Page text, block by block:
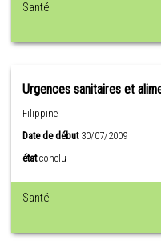
Santé
Urgences sanitaires et
Filippine
Date de début30/07/2009
état conclu
Santé